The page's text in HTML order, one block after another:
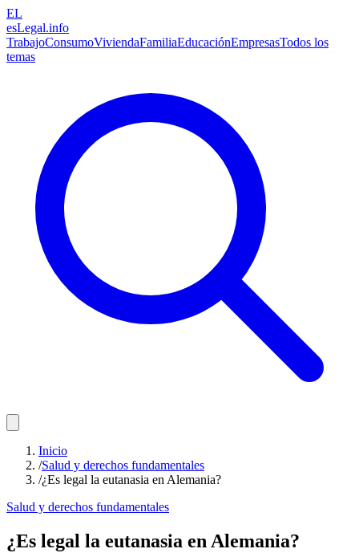
EL
esLegal.info
TrabajoConsumoViviendaFamiliaEducaciónEmpresasTodos los
temas
Inicio
/Salud y derechos fundamentales
/¿Es legal la eutanasia en Alemania?
Salud y derechos fundamentales
¿Es legal la eutanasia en Alemania?